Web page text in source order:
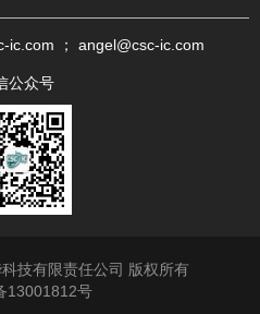
ic.com ； angel@csc-ic.com
公众号
技有限责任公司 版权所有
13001812号